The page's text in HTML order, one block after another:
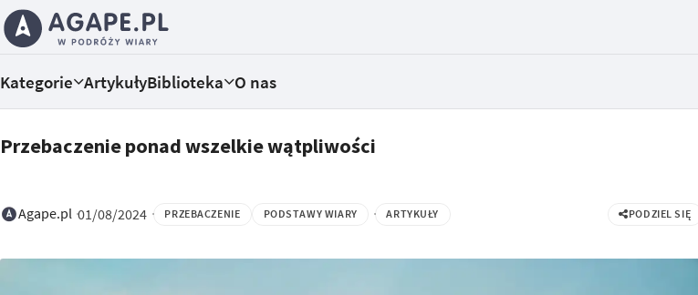
Kategorie ArtykułyBiblioteka O nas
Przebaczenie ponad wszelkie wątpliwości
Agape.pl 01/08/2024 PRZEBACZENIE PODSTAWY WIARY ARTYKUŁY PODZIEL SIĘ